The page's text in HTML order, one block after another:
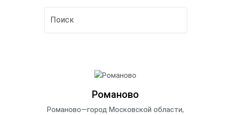
Романово
Романово—город Московской области,